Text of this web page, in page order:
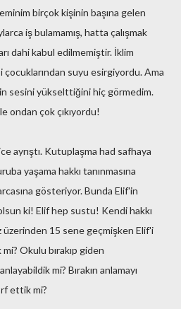
birçok kişinin başına gelen
iş bulamamış, hatta çalışmak
dahi kabul edilmemiştir. İklim
çocuklarından suyu esirgiyordu. Ama
sesini yükselttiğini hiç görmedim.
ondan çok çıkıyordu!
ayrıştı. Kutuplaşma had safhaya
yaşama hakkı tanınmasına
gösteriyor. Bunda Elif'in
ki! Elif hep sustu! Kendi hakkı
üzerinden 15 sene geçmişken Elif'i
Okulu bırakıp giden
mi? Bırakın anlamayı
ettik mi?